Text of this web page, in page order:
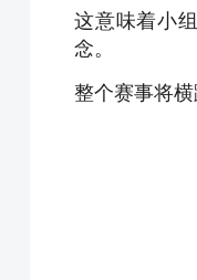
这意味着小
念。
整个赛事将